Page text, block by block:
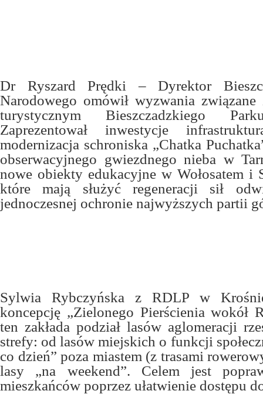
Dr Ryszard Prędki – Dyrektor
Narodowego omówił wyzwania związane
turystycznym Bieszczadzkiego
Zaprezentował inwestycje
modernizacja schroniska „Chatka
obserwacyjnego gwiezdnego nieba w
nowe obiekty edukacyjne w Wołosatem i
które mają służyć regeneracji sił
jednoczesnej ochronie najwyższych partii
Sylwia Rybczyńska z RDLP w Krośnie
koncepcję „Zielonego Pierścienia wokół
ten zakłada podział lasów aglomeracji
strefy: od lasów miejskich o funkcji
co dzień” poza miastem (z trasami
lasy „na weekend”. Celem jest
mieszkańców poprzez ułatwienie dostępu